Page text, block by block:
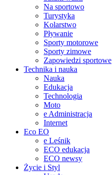
Na sportowo
Turystyka
Kolarstwo
Pływanie
Sporty motorowe
Sporty zimowe
Zapowiedzi sportowe
Technika i nauka
Nauka
Edukacja
Technologia
Moto
e Administracja
Internet
Eco EO
e Leśnik
ECO edukacja
ECO newsy
Życie i Styl